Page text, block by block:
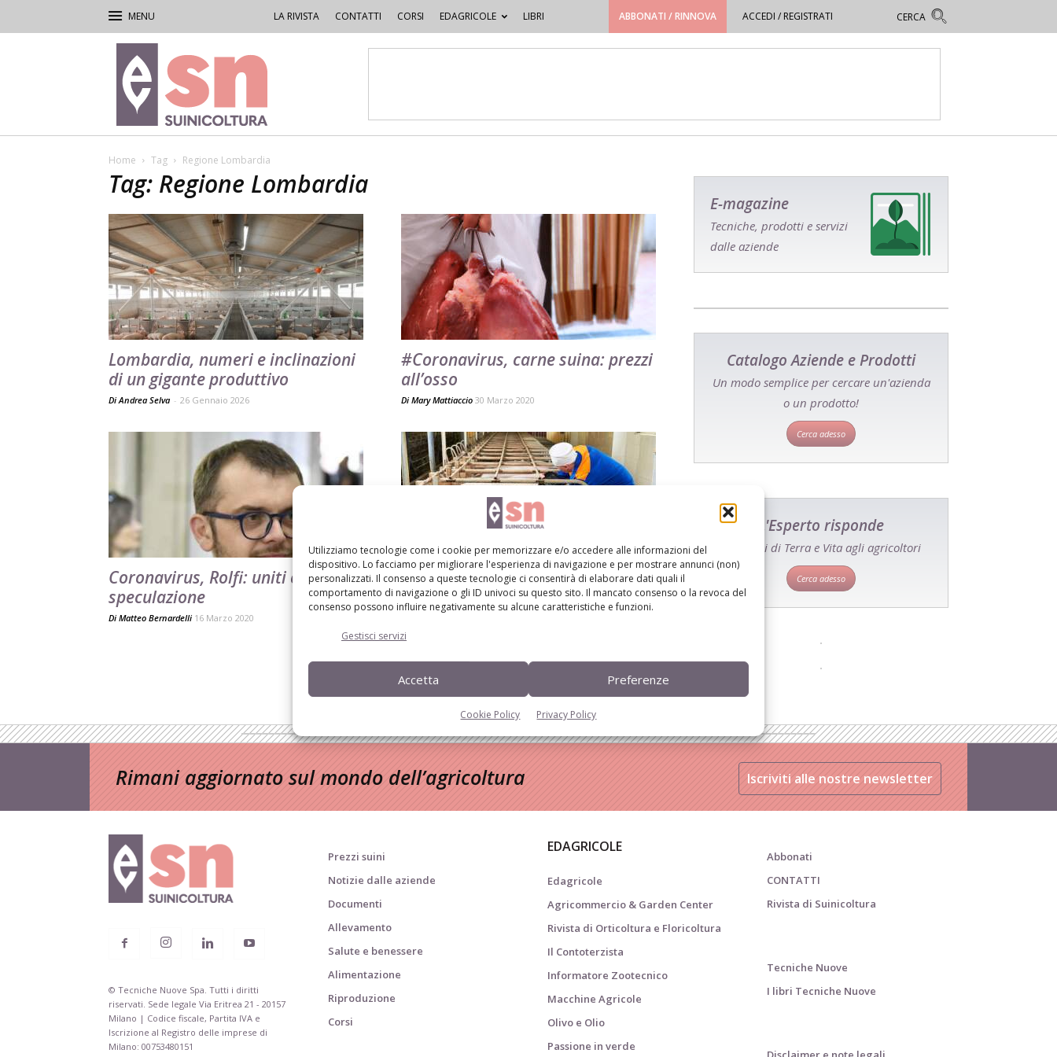
Utilizziamo tecnologie come i cookie per memorizzare e/o accedere alle informazioni del
dispositivo. Lo facciamo per migliorare l'esperienza di navigazione e per mostrare annunci (non)
personalizzati. Il consenso a queste tecnologie ci consentirà di elaborare dati quali il
comportamento di navigazione o gli ID univoci su questo sito. Il mancato consenso o la revoca del
consenso possono influire negativamente su alcune caratteristiche e funzioni.
Gestisci servizi
Accetta Preferenze
Cookie Policy Privacy Policy
LA RIVISTA CONTATTI CORSI EDAGRICOLE LIBRI ABBONATI / RINNOVA ACCEDI / REGISTRATI
Rivista
di
Suinicoltura
Home Tag Regione Lombardia
Tag: Regione Lombardia
Lombardia, numeri e inclinazioni
di un gigante produttivo
Di Andrea Selva - 26 Gennaio 2026
#Coronavirus, carne suina: prezzi
all’osso
Di Mary Mattiaccio 30 Marzo 2020
Coronavirus, Rolfi: uniti contro la
speculazione
Di Matteo Bernardelli 16 Marzo 2020
New4Rep, il progetto dedicato ai
tecnici e agli allevatori di suini
E-magazine
Tecniche, prodotti e servizi
dalle aziende
Catalogo Aziende e Prodotti
Un modo semplice per cercare un'azienda
o un prodotto!
Cerca adesso
L'Esperto risponde
I consigli di Terra e Vita agli agricoltori
Cerca adesso
Rimani aggiornato sul mondo dell’agricoltura Iscriviti alle nostre newsletter
© Tecniche Nuove Spa. Tutti i diritti
riservati. Sede legale Via Eritrea 21 - 20157
Milano | Codice fiscale, Partita IVA e
Iscrizione al Registro delle imprese di
Milano: 00753480151
Prezzi suini
Notizie dalle aziende
Documenti
Allevamento
Salute e benessere
Alimentazione
Riproduzione
Corsi
EDAGRICOLE
Edagricole
Agricommercio & Garden Center
Rivista di Orticoltura e Floricoltura
Il Contoterzista
Informatore Zootecnico
Macchine Agricole
Olivo e Olio
Passione in verde
Abbonati
CONTATTI
Rivista di Suinicoltura
Tecniche Nuove
I libri Tecniche Nuove